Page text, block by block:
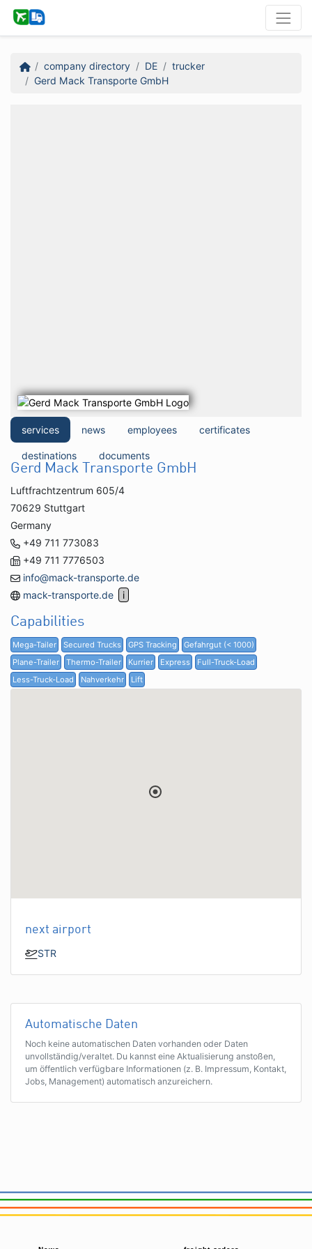
company directory DE
trucker
Gerd Mack Transporte GmbH
services news employees certificates
destinations documents
Gerd Mack Transporte GmbH
Luftfrachtzentrum 605/4
70629 Stuttgart
Germany
+49 711 773083
+49 711 7776503
info@mack-transporte.de
mack-transporte.de
Capabilities
Mega-Tailer Secured Trucks GPS Tracking
Gefahrgut (< 1000)
Plane-Trailer
Thermo-Trailer Kurrier Express
Full-Truck-Load
Less-Truck-Load
Nahverkehr Lift
next airport
STR
Automatische Daten
Noch keine automatischen Daten vorhanden oder Daten
unvollständig/veraltet. Du kannst eine Aktualisierung anstoßen,
um öffentlich verfügbare Informationen (z. B. Impressum, Kontakt,
Jobs, Management) automatisch anzureichern.